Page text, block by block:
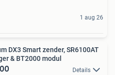
1 aug 26
DX3 Smart zender, SR6100AT
& BT2000 modul
Details